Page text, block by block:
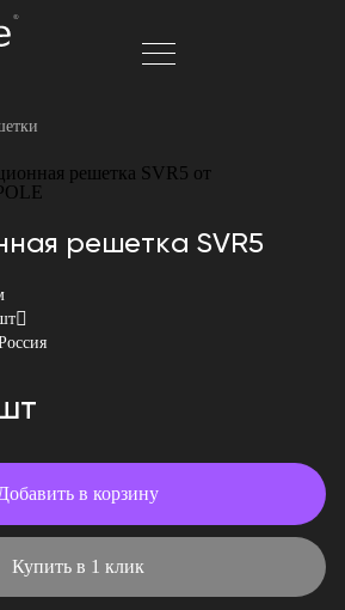
решетка SVR5
в корзину
Купить в 1 клик